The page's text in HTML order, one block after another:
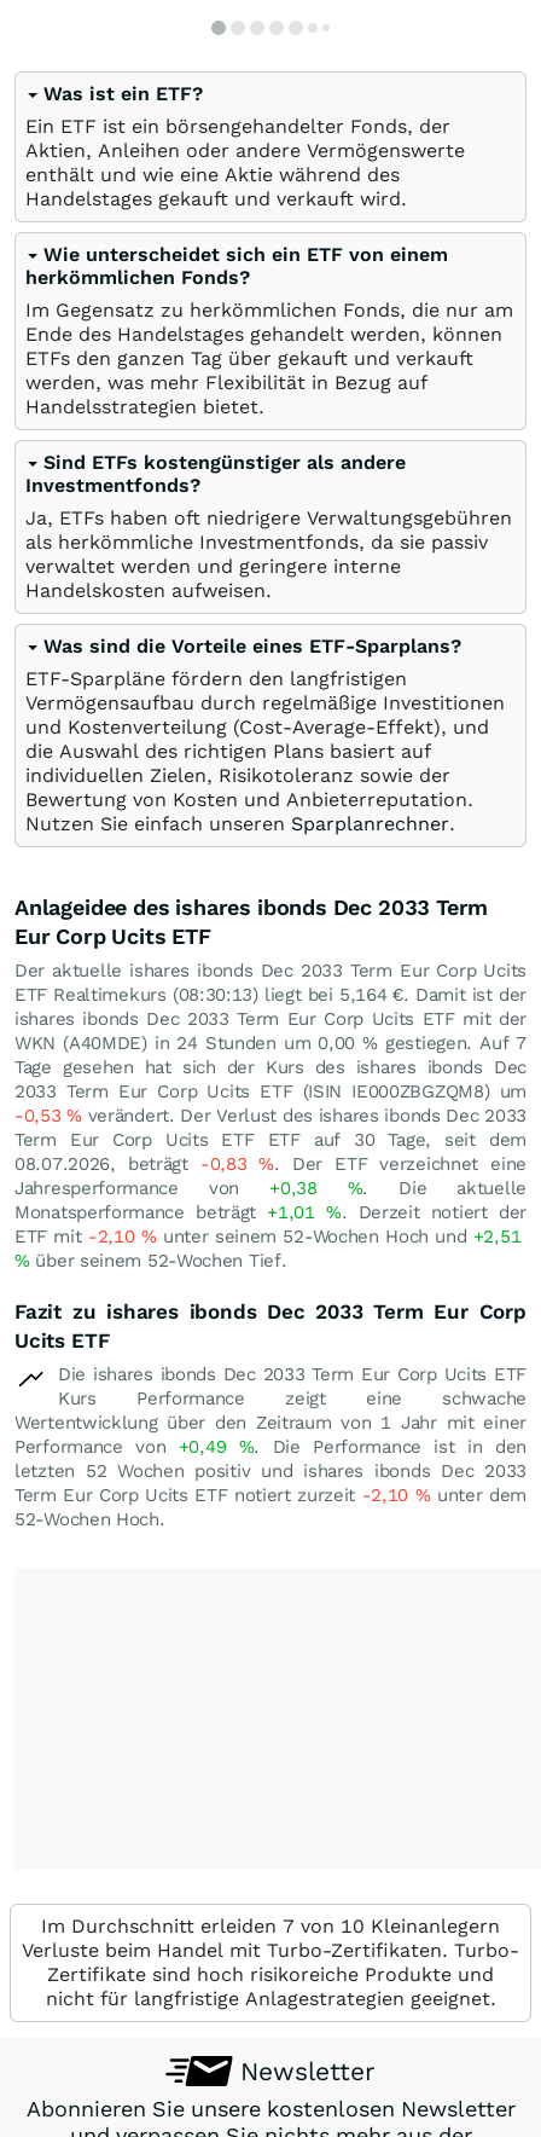
Was ist ein ETF?
Ein ETF ist ein börsengehandelter Fonds, der
Aktien, Anleihen oder andere Vermögenswerte
enthält und wie eine Aktie während des
Handelstages gekauft und verkauft wird.
Wie unterscheidet sich ein ETF von einem
herkömmlichen Fonds?
Im Gegensatz zu herkömmlichen Fonds, die nur am
Ende des Handelstages gehandelt werden, können
ETFs den ganzen Tag über gekauft und verkauft
werden, was mehr Flexibilität in Bezug auf
Handelsstrategien bietet.
Sind ETFs kostengünstiger als andere
Investmentfonds?
Ja, ETFs haben oft niedrigere Verwaltungsgebühren
als herkömmliche Investmentfonds, da sie passiv
verwaltet werden und geringere interne
Handelskosten aufweisen.
Was sind die Vorteile eines ETF-Sparplans?
ETF-Sparpläne fördern den langfristigen
Vermögensaufbau durch regelmäßige Investitionen
und Kostenverteilung (Cost-Average-Effekt), und
die Auswahl des richtigen Plans basiert auf
individuellen Zielen, Risikotoleranz sowie der
Bewertung von Kosten und Anbieterreputation.
Nutzen Sie einfach unseren Sparplanrechner.
Anlageidee des ishares ibonds Dec 2033 Term
Eur Corp Ucits ETF
Der aktuelle ishares ibonds Dec 2033 Term Eur Corp Ucits
ETF Realtimekurs (08:30:13) liegt bei 5,164 €. Damit ist der
ishares ibonds Dec 2033 Term Eur Corp Ucits ETF mit der
WKN (A40MDE) in 24 Stunden um 0,00%gestiegen. Auf 7
Tage gesehen hat sich der Kurs des ishares ibonds Dec
2033 Term Eur Corp Ucits ETF (ISIN IE000ZBGZQM8) um
-0,53%verändert. Der Verlust des ishares ibonds Dec 2033
Term Eur Corp Ucits ETF ETF auf 30 Tage, seit dem
08.07.2026, beträgt -0,83%. Der ETF verzeichnet eine
Jahresperformance von +0,38 %. Die aktuelle
Monatsperformance beträgt +1,01 %. Derzeit notiert der
ETF mit -2,10 %unter seinem 52-Wochen Hoch und +2,51
%über seinem 52-Wochen Tief.
Fazit zu ishares ibonds Dec 2033 Term Eur Corp
Ucits ETF
Die ishares ibonds Dec 2033 Term Eur Corp Ucits ETF
Kurs Performance zeigt eine schwache
Wertentwicklung über den Zeitraum von 1 Jahr mit einer
Performance von +0,49 %. Die Performance ist in den
letzten 52 Wochen positiv und ishares ibonds Dec 2033
Term Eur Corp Ucits ETF notiert zurzeit -2,10 %unter dem
52-Wochen Hoch.
Im Durchschnitt erleiden 7 von 10 Kleinanlegern
Verluste beim Handel mit Turbo-Zertifikaten. Turbo-
Zertifikate sind hoch risikoreiche Produkte und
nicht für langfristige Anlagestrategien geeignet.
Newsletter
Abonnieren Sie unsere kostenlosen Newsletter